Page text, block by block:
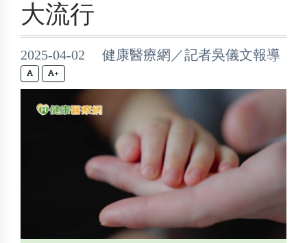
大流行
2025-04-02 健康醫療網／記者吳儀文報導
+